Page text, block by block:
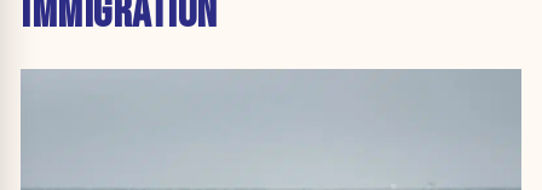
IMMIGRATION